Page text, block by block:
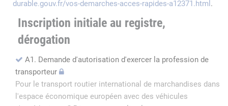
durable.gouv.fr/vos-demarches-acces-rapides-a12371.html .
Inscription initiale au registre,
dérogation
A1. Demande d'autorisation d'exercer la profession de
transporteur
Pour le transport routier international de marchandises dans
l'espace économique européen avec des véhicules